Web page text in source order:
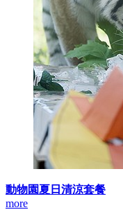
動物園夏日清涼套餐
more